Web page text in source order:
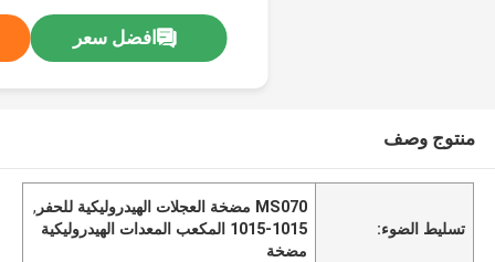
افضل سعر
منتوج وصف
تسليط الضوء:
MS070 مضخة العجلات الهيدروليكية للحفر
,
1015-1015 المكعب المعدات الهيدروليكية
مضخة